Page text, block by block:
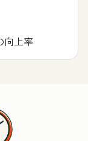
向上率